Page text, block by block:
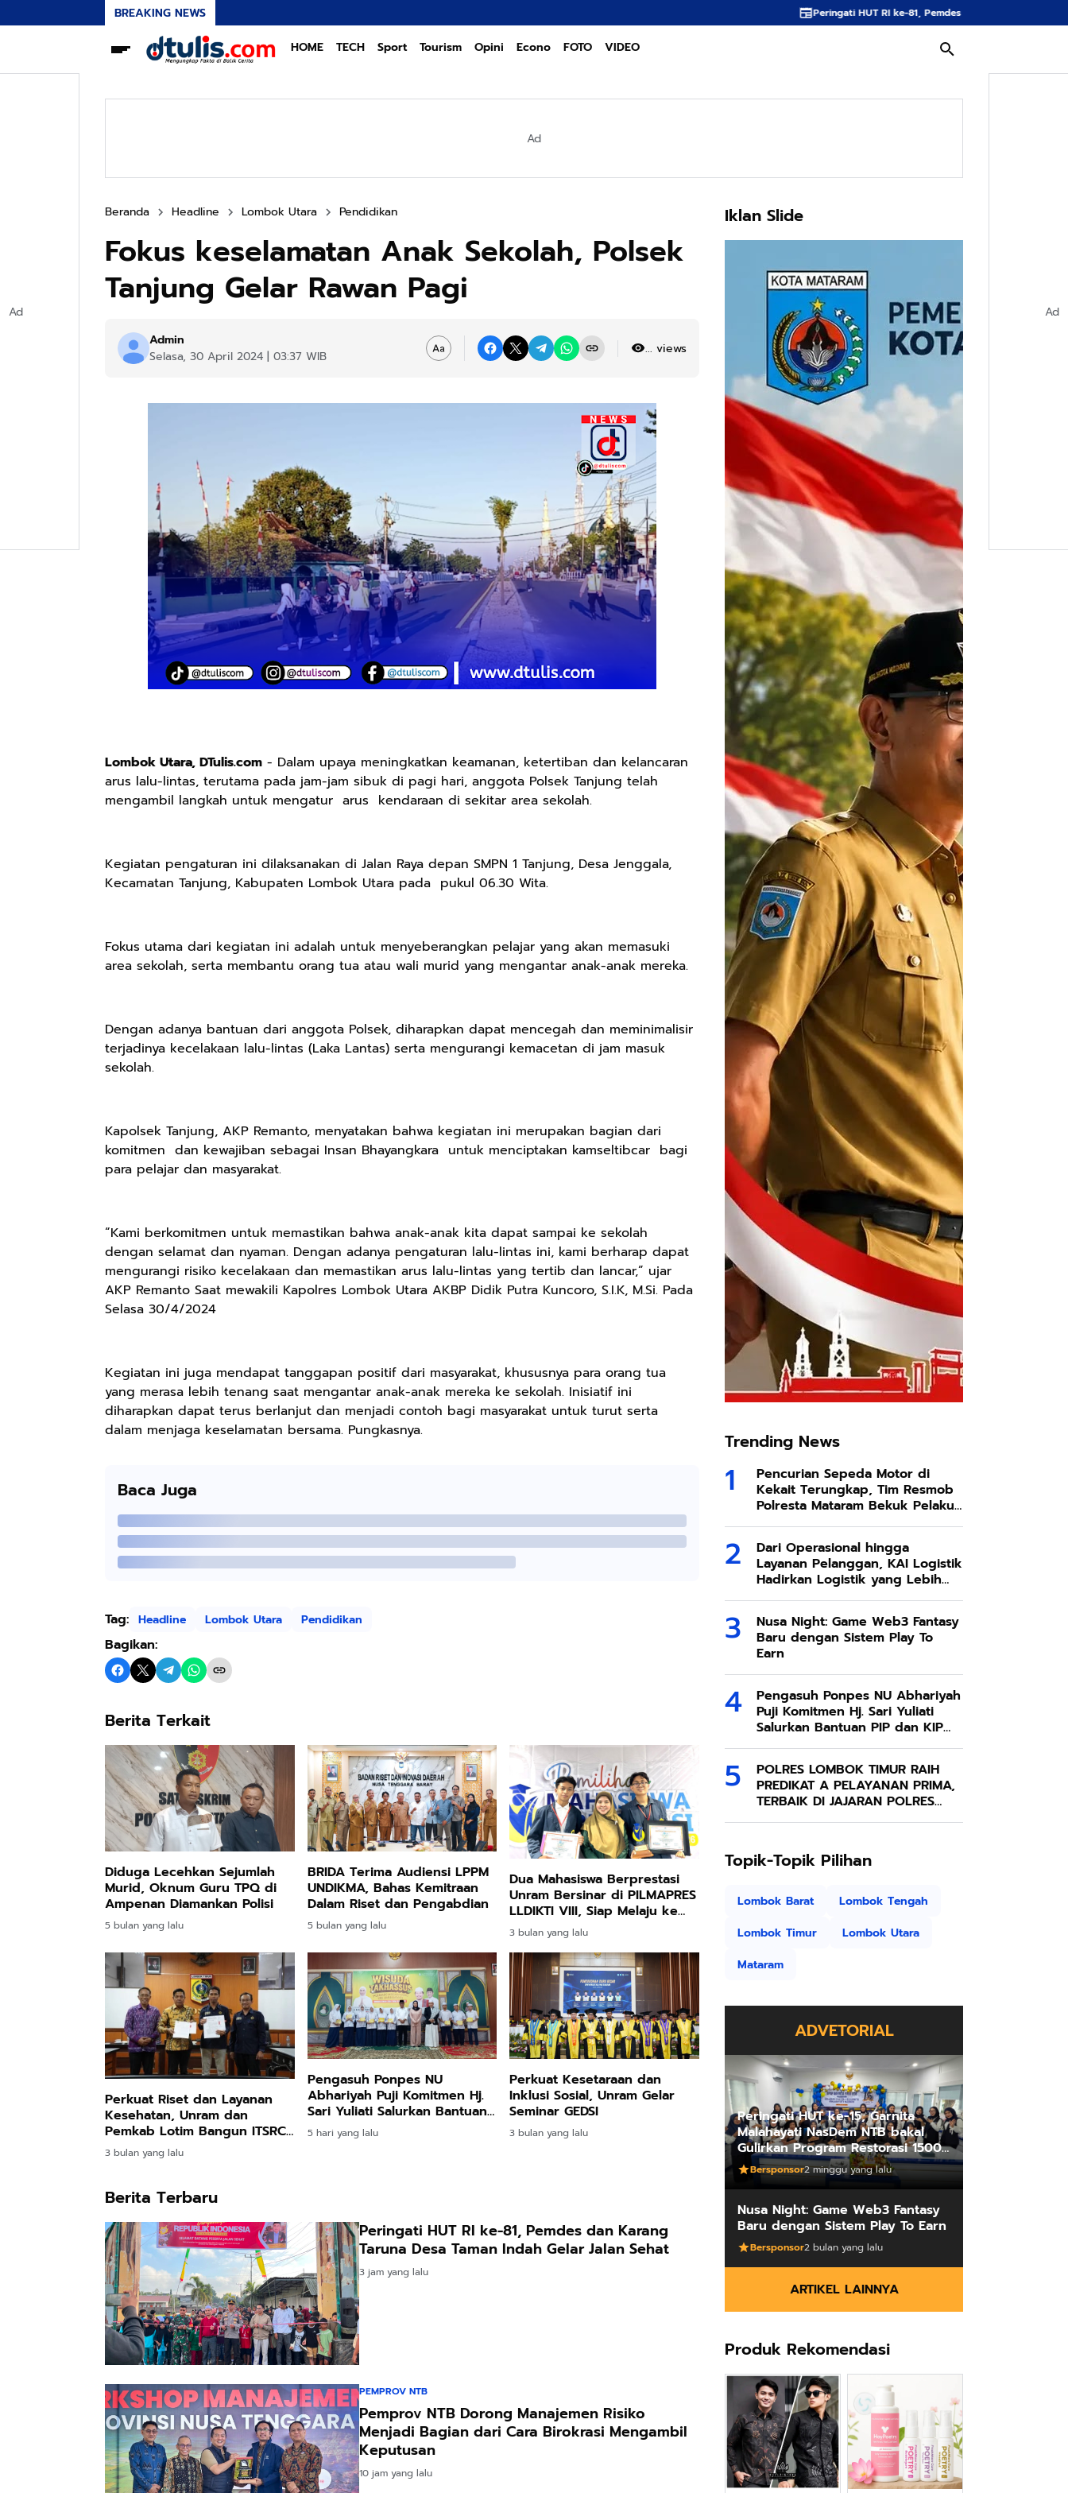
BREAKING NEWS Peringati HUT RI ke-81, Pemdes dan Karang Taruna Desa Taman Indah Gelar
HOME TECH Sport Tourism Opini Econo FOTO VIDEO
Ad
Beranda Headline Lombok Utara Pendidikan
Fokus keselamatan Anak Sekolah, Polsek
Tanjung Gelar Rawan Pagi
Admin
Selasa, 30 April 2024 | 03:37 WIB
... views
Lombok Utara, DTulis.com - Dalam upaya meningkatkan keamanan, ketertiban dan kelancaran
arus lalu-lintas, terutama pada jam-jam sibuk di pagi hari, anggota Polsek Tanjung telah
mengambil langkah untuk mengatur arus kendaraan di sekitar area sekolah.
Kegiatan pengaturan ini dilaksanakan di Jalan Raya depan SMPN 1 Tanjung, Desa Jenggala,
Kecamatan Tanjung, Kabupaten Lombok Utara pada pukul 06.30 Wita.
Fokus utama dari kegiatan ini adalah untuk menyeberangkan pelajar yang akan memasuki
area sekolah, serta membantu orang tua atau wali murid yang mengantar anak-anak mereka.
Dengan adanya bantuan dari anggota Polsek, diharapkan dapat mencegah dan meminimalisir
terjadinya kecelakaan lalu-lintas (Laka Lantas) serta mengurangi kemacetan di jam masuk
sekolah.
Kapolsek Tanjung, AKP Remanto, menyatakan bahwa kegiatan ini merupakan bagian dari
komitmen dan kewajiban sebagai Insan Bhayangkara untuk menciptakan kamseltibcar bagi
para pelajar dan masyarakat.
“Kami berkomitmen untuk memastikan bahwa anak-anak kita dapat sampai ke sekolah
dengan selamat dan nyaman. Dengan adanya pengaturan lalu-lintas ini, kami berharap dapat
mengurangi risiko kecelakaan dan memastikan arus lalu-lintas yang tertib dan lancar,” ujar
AKP Remanto Saat mewakili Kapolres Lombok Utara AKBP Didik Putra Kuncoro, S.I.K, M.Si. Pada
Selasa 30/4/2024
Kegiatan ini juga mendapat tanggapan positif dari masyarakat, khususnya para orang tua
yang merasa lebih tenang saat mengantar anak-anak mereka ke sekolah. Inisiatif ini
diharapkan dapat terus berlanjut dan menjadi contoh bagi masyarakat untuk turut serta
dalam menjaga keselamatan bersama. Pungkasnya.
Baca Juga
Tag: Headline Lombok Utara Pendidikan
Bagikan:
Berita Terkait
Diduga Lecehkan Sejumlah
Murid, Oknum Guru TPQ di
Ampenan Diamankan Polisi
5 bulan yang lalu
BRIDA Terima Audiensi LPPM
UNDIKMA, Bahas Kemitraan
Dalam Riset dan Pengabdian
5 bulan yang lalu
Dua Mahasiswa Berprestasi
Unram Bersinar di PILMAPRES
LLDIKTI VIII, Siap Melaju ke
Seleksi Nasional
3 bulan yang lalu
Perkuat Riset dan Layanan
Kesehatan, Unram dan
Pemkab Lotim Bangun ITSRC
dan Klinik Kelautan
3 bulan yang lalu
Pengasuh Ponpes NU
Abhariyah Puji Komitmen Hj.
Sari Yuliati Salurkan Bantuan
PIP dan KIP Kuliah Untuk
Santri
5 hari yang lalu
Perkuat Kesetaraan dan
Inklusi Sosial, Unram Gelar
Seminar GEDSI
3 bulan yang lalu
Berita Terbaru
Peringati HUT RI ke-81, Pemdes dan Karang
Taruna Desa Taman Indah Gelar Jalan Sehat
3 jam yang lalu
PEMPROV NTB
Pemprov NTB Dorong Manajemen Risiko
Menjadi Bagian dari Cara Birokrasi Mengambil
Keputusan
10 jam yang lalu
Iklan Slide
Trending News
Pencurian Sepeda Motor di
Kekait Terungkap, Tim Resmob
Polresta Mataram Bekuk Pelaku
di Sesela
Dari Operasional hingga
Layanan Pelanggan, KAI Logistik
Hadirkan Logistik yang Lebih
Ramah Lingkungan
Nusa Night: Game Web3 Fantasy
Baru dengan Sistem Play To
Earn
Pengasuh Ponpes NU Abhariyah
Puji Komitmen Hj. Sari Yuliati
Salurkan Bantuan PIP dan KIP
Kuliah Untuk Santri
POLRES LOMBOK TIMUR RAIH
PREDIKAT A PELAYANAN PRIMA,
TERBAIK DI JAJARAN POLRES
Polda NTB
Topik-Topik Pilihan
Lombok Barat
Lombok Tengah
Lombok Timur
Lombok Utara
Mataram
ADVETORIAL
Peringati HUT ke-15, Garnita
Malahayati NasDem NTB bakal
Gulirkan Program Restorasi 1500
Kakus Sekolah
Bersponsor2 minggu yang lalu
Nusa Night: Game Web3 Fantasy
Baru dengan Sistem Play To Earn
Bersponsor2 bulan yang lalu
ARTIKEL LAINNYA
Produk Rekomendasi
Ad Ad